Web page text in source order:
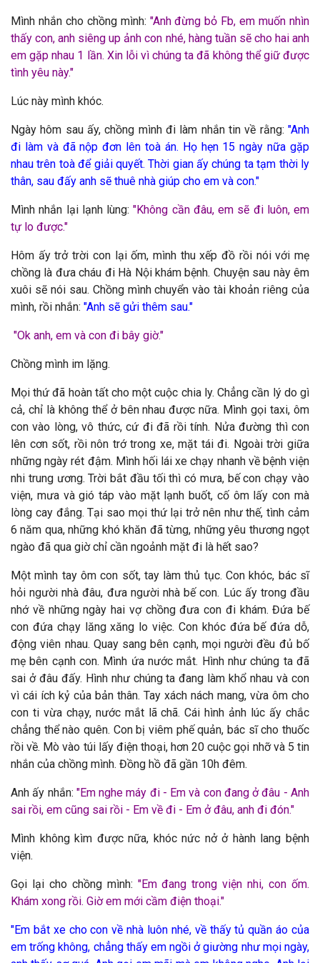
Mình nhắn cho chồng mình: "Anh đừng bỏ Fb, em muốn nhìn
thấy con, anh siêng up ảnh con nhé, hàng tuần sẽ cho hai anh
em gặp nhau 1 lần. Xin lỗi vì chúng ta đã không thể giữ được
tình yêu này."
Lúc này mình khóc.
Ngày hôm sau ấy, chồng mình đi làm nhắn tin về rằng: "Anh
đi làm và đã nộp đơn lên toà án. Họ hẹn 15 ngày nữa gặp
nhau trên toà để giải quyết. Thời gian ấy chúng ta tạm thời ly
thân, sau đấy anh sẽ thuê nhà giúp cho em và con."
Mình nhắn lại lạnh lùng:"Không cần đâu, em sẽ đi luôn, em
tự lo được."
Hôm ấy trở trời con lại ốm, mình thu xếp đồ rồi nói với mẹ
chồng là đưa cháu đi Hà Nội khám bệnh. Chuyện sau này êm
xuôi sẽ nói sau. Chồng mình chuyển vào tài khoản riêng của
mình, rồi nhắn: "Anh sẽ gửi thêm sau."
"Ok anh, em và con đi bây giờ."
Chồng mình im lặng.
Mọi thứ đã hoàn tất cho một cuộc chia ly. Chẳng cần lý do gì
cả, chỉ là không thể ở bên nhau được nữa. Mình gọi taxi, ôm
con vào lòng, vô thức, cứ đi đã rồi tính. Nửa đường thì con
lên cơn sốt, rồi nôn trớ trong xe, mặt tái đi. Ngoài trời giữa
những ngày rét đậm. Mình hối lái xe chạy nhanh về bệnh viện
nhi trung ương. Trời bắt đầu tối thì có mưa, bế con chạy vào
viện, mưa và gió táp vào mặt lạnh buốt, cố ôm lấy con mà
lòng cay đắng. Tại sao mọi thứ lại trở nên như thế, tình cảm
6 năm qua, những khó khăn đã từng, những yêu thương ngọt
ngào đã qua giờ chỉ cần ngoảnh mặt đi là hết sao?
Một mình tay ôm con sốt, tay làm thủ tục. Con khóc, bác sĩ
hỏi người nhà đâu, đưa người nhà bế con. Lúc ấy trong đầu
nhớ về những ngày hai vợ chồng đưa con đi khám. Đứa bế
con đứa chạy lăng xăng lo việc. Con khóc đứa bế đứa dỗ,
động viên nhau. Quay sang bên cạnh, mọi người đều đủ bố
mẹ bên cạnh con. Mình ứa nước mắt. Hình như chúng ta đã
sai ở đâu đấy. Hình như chúng ta đang làm khổ nhau và con
vì cái ích kỷ của bản thân. Tay xách nách mang, vừa ôm cho
con ti vừa chạy, nước mắt lã chã. Cái hình ảnh lúc ấy chắc
chẳng thể nào quên. Con bị viêm phế quản, bác sĩ cho thuốc
rồi về. Mò vào túi lấy điện thoại, hơn 20 cuộc gọi nhỡ và 5 tin
nhắn của chồng mình. Đồng hồ đã gần 10h đêm.
Anh ấy nhắn: "Em nghe máy đi - Em và con đang ở đâu - Anh
sai rồi, em cũng sai rồi - Em về đi - Em ở đâu, anh đi đón."
Mình không kìm được nữa, khóc nức nở ở hành lang bệnh
viện.
Gọi lại cho chồng mình: "Em đang trong viện nhi, con ốm.
Khám xong rồi. Giờ em mới cầm điện thoại."
"Em bắt xe cho con về nhà luôn nhé, về thấy tủ quần áo của
em trống không, chẳng thấy em ngồi ở giường như mọi ngày,